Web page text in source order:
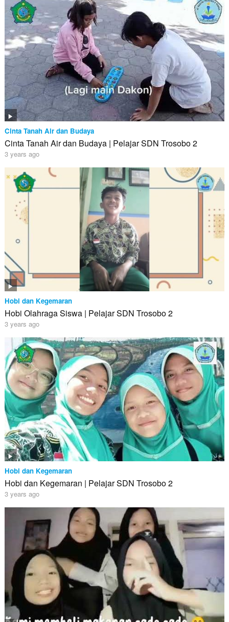
Cinta Tanah Air dan Budaya
Cinta Tanah Air dan Budaya | Pelajar SDN Trosobo 2
3 years ago
Hobi dan Kegemaran
Hobi Olahraga Siswa | Pelajar SDN Trosobo 2
3 years ago
Hobi dan Kegemaran
Hobi dan Kegemaran | Pelajar SDN Trosobo 2
3 years ago